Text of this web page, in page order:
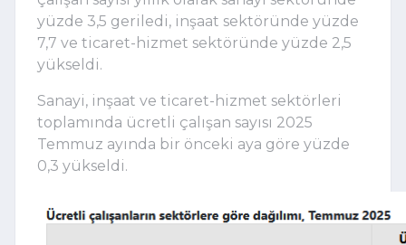
yüzde 3,5 geriledi, inşaat sektöründe yüzde
7,7 ve ticaret-hizmet sektöründe yüzde 2,5
yükseldi.
Sanayi, inşaat ve ticaret-hizmet sektörleri
toplamında ücretli çalışan sayısı 2025
Temmuz ayında bir önceki aya göre yüzde
0,3 yükseldi.